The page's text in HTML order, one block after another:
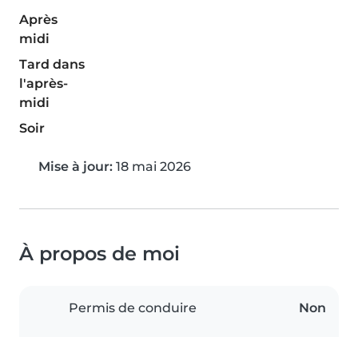
Après
midi
Tard dans
l'après-
midi
Soir
Mise à jour: 18 mai 2026
À propos de moi
Permis de conduire Non